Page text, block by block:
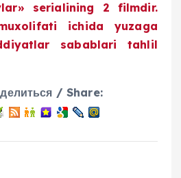
serialining 2 filmdir.
ichida yuzaga
sabablari tahlil
/ Share: